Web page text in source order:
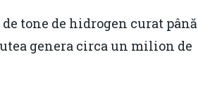
tone de hidrogen curat până
genera circa un milion de